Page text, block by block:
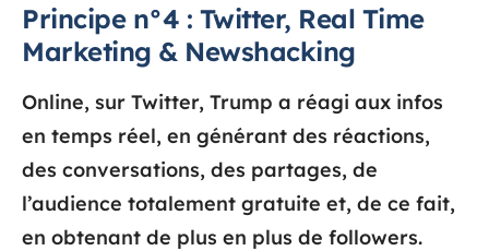
Principe n°4 : Twitter, Real Time
Marketing & Newshacking
Online, sur Twitter, Trump a réagi aux infos
en temps réel, en générant des réactions,
des conversations, des partages, de
l’audience totalement gratuite et, de ce fait,
en obtenant de plus en plus de followers.